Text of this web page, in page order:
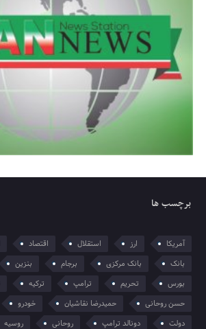
برچسب ها
آمریکا ارز استقلال اقتصاد
بانک
بانک مرکزی برجام بنزین
بورس
تحریم ترامپ ترکیه
حسن روحانی
حمیدرضا نقاشیان خودرو
دولت
دونالد ترامپ روحانی روسیه